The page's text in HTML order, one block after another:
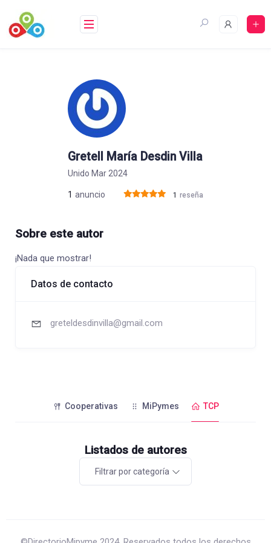
contenido
Gretell María Desdin Villa
Unido Mar 2024
1 anuncio 1 reseña
Sobre este autor
¡Nada que mostrar!
Datos de contacto
greteldesdinvilla@gmail.com
Cooperativas MiPymes TCP
Listados de autores
Filtrar por categoría